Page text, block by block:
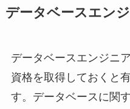
データベースエン
データベースエンジニ
資格を取得しておくと
す。データベースに関